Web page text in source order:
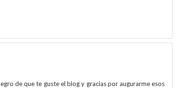
de que te guste el blog y gracias por augurarme esos